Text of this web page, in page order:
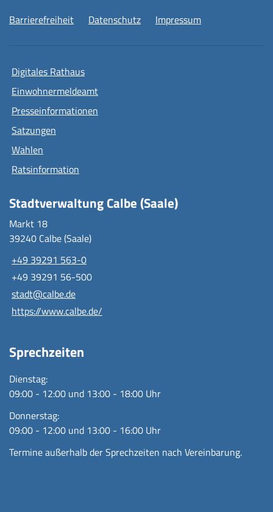
Barrierefreiheit Datenschutz Impressum
Digitales Rathaus
Einwohnermeldeamt
Presseinformationen
Satzungen
Wahlen
Ratsinformation
Stadtverwaltung Calbe (Saale)
Markt 18
39240 Calbe (Saale)
+49 39291 563-0
+49 39291 56-500
stadt@calbe.de
https://www.calbe.de/
Sprechzeiten
Dienstag:
09:00 - 12:00 und 13:00 - 18:00 Uhr
Donnerstag:
09:00 - 12:00 und 13:00 - 16:00 Uhr
Termine außerhalb der Sprechzeiten nach Vereinbarung.